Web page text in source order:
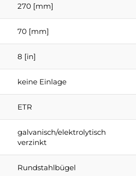
270 [mm]
70 [mm]
8 [in]
keine Einlage
ETR
galvanisch/elektrolytisch
verzinkt
Rundstahlbügel